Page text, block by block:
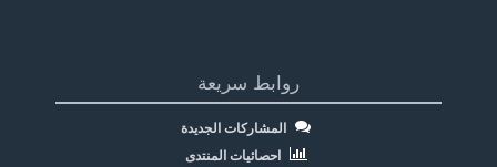
روابط سريعة
المشاركات الجديدة
احصائيات المنتدى